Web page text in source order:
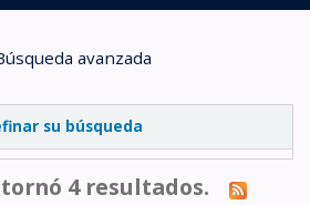
avanzada
su búsqueda
4 resultados.